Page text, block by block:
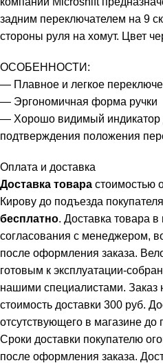
задним переключателем на 9
стороны руля на хомут. Цвет
ОСОБЕННОСТИ:
— Плавное и легкое
— Эргономичная форма ручки
— Хорошо видимый индикатор
подтверждения положения
Оплата и доставка
Доставка товара стоимостью
Кирову до подъезда
бесплатно. Доставка товара
согласования с менеджером,
после оформления заказа.
готовым к эксплуатации-
нашими специалистами.
стоимость доставки 300 руб.
отсутствующего в магазине до
Сроки доставки покупателю
после оформления заказа.